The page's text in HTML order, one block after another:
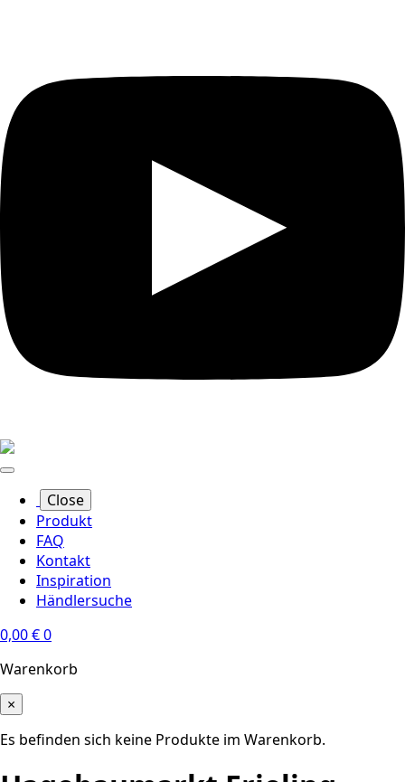
Close
Produkt
FAQ
Kontakt
Inspiration
Händlersuche
0,00€0
Warenkorb
×
Es befinden sich keine Produkte im Warenkorb.